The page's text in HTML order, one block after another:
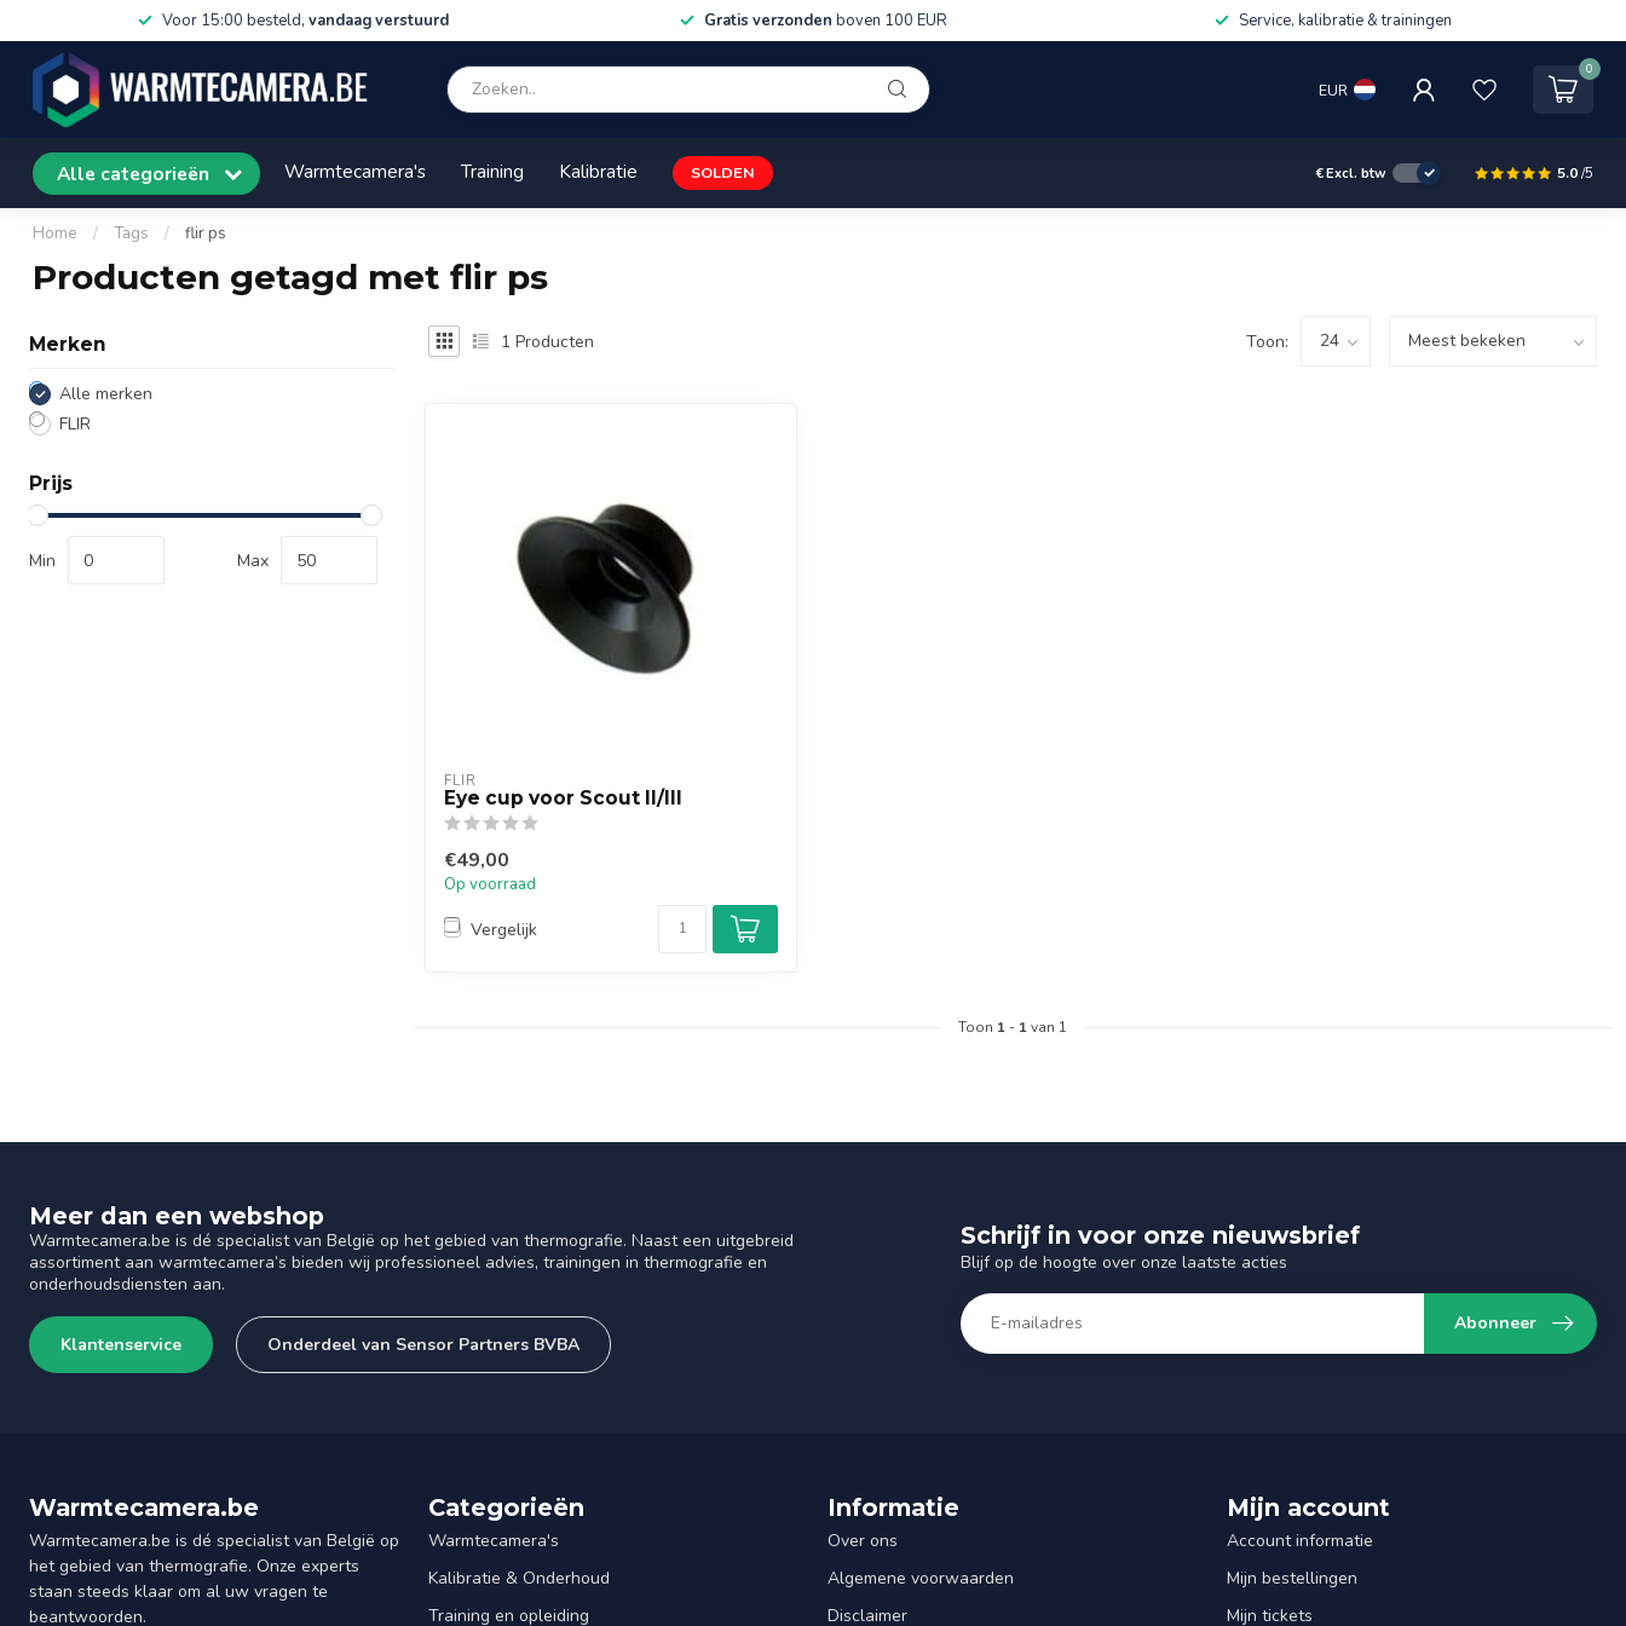
Voor 15:00 besteld, vandaag verstuurd Gratis verzonden boven 100 EUR Service, kalibratie & trainingen
EUR
0
Alle categorieën Warmtecamera's Training Kalibratie SOLDEN €Excl. btw 5.0/5
Home / Tags / flir ps
Producten getagd met flir ps
Merken
Alle merken
FLIR
Prijs
Min Max
1 Producten Toon:
FLIR
Eye cup voor Scout II/III
€49,00
Op voorraad
Vergelijk
Toon 1 - 1van 1
Meer dan een webshop
Warmtecamera.be is dé specialist van België op het gebied van thermografie. Naast een uitgebreid
assortiment aan warmtecamera’s bieden wij professioneel advies, trainingen in thermografie en
onderhoudsdiensten aan.
Klantenservice Onderdeel van Sensor Partners BVBA
Schrijf in voor onze nieuwsbrief
Blijf op de hoogte over onze laatste acties
Abonneer
Warmtecamera.be
Warmtecamera.be is dé specialist van België op
het gebied van thermografie. Onze experts
staan steeds klaar om al uw vragen te
beantwoorden.
Categorieën
Warmtecamera's
Kalibratie & Onderhoud
Training en opleiding
Informatie
Over ons
Algemene voorwaarden
Disclaimer
Mijn account
Account informatie
Mijn bestellingen
Mijn tickets